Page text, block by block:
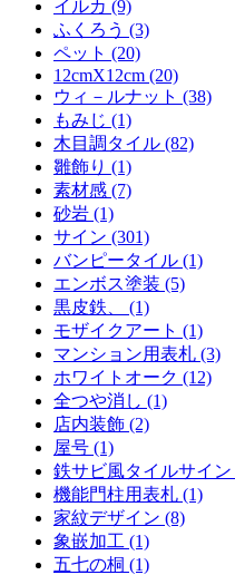
イルカ (9)
ふくろう (3)
ペット (20)
12cmX12cm (20)
ウィ－ルナット (38)
もみじ (1)
木目調タイル (82)
雛飾り (1)
素材感 (7)
砂岩 (1)
サイン (301)
バンピータイル (1)
エンボス塗装 (5)
黒皮鉄、 (1)
モザイクアート (1)
マンション用表札 (3)
ホワイトオーク (12)
全つや消し (1)
店内装飾 (2)
屋号 (1)
鉄サビ風タイルサイン
機能門柱用表札 (1)
家紋デザイン (8)
象嵌加工 (1)
五七の桐 (1)